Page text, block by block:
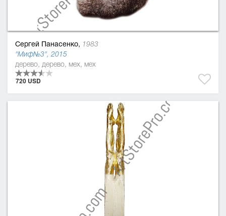
Сергей Панасенко, 1983
"Миф№3", 2015
дерево, дерево, мех, мех
720 USD